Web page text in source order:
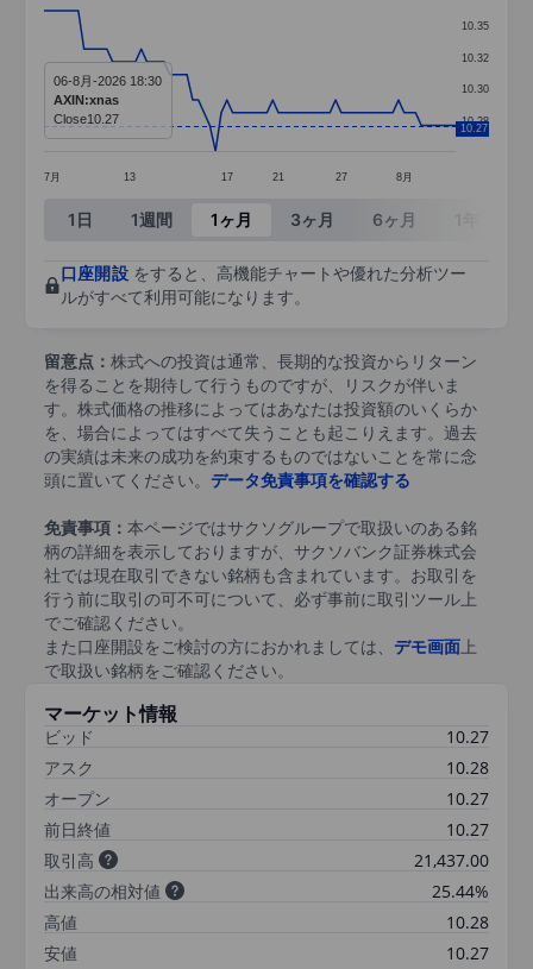
Line chart with 73 data points.
The chart has 1 X axis displaying categories.
The chart has 1 Y axis displaying values. Data
7月 13 17 21 27 8月
10.28
10.30
10.32
10.35
10.27
06-8月-2026 18:30
AXIN:xnas
Close10.27
End of interactive chart.
1日 1週間 1ヶ月 3ヶ月 6ヶ月
口座開設をすると、高機能チャートや優れた分析ツー
ルがすべて利用可能になります。
留意点： 株式への投資は通常、長期的な投資からリターン
を得ることを期待して行うものですが、リスクが伴いま
す。株式価格の推移によってはあなたは投資額のいくらか
を、場合によってはすべて失うことも起こりえます。過去
の実績は未来の成功を約束するものではないことを常に念
頭に置いてください。 データ免責事項を確認する
免責事項： 本ページではサクソグループで取扱いのある銘
柄の詳細を表示しておりますが、サクソバンク証券株式会
社では現在取引できない銘柄も含まれています。お取引を
行う前に取引の可不可について、必ず事前に取引ツール上
でご確認ください。
また口座開設をご検討の方におかれましては、 デモ画面 上
で取扱い銘柄をご確認ください。
マーケット情報
ビッド
10.27
アスク
10.28
オープン
10.27
前日終値
10.27
取引高
21,437.00
出来高の相対値
25.44%
高値
10.28
安値
10.27